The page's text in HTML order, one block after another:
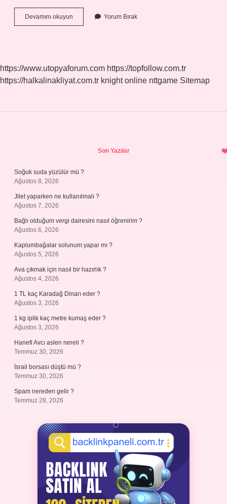
Devamını okuyun Galatasaray
Lisesi
Yorum Bırak
https://www.utopyaforum.com https://topfollow.com.tr
https://halkalinakliyat.com.tr knight online nttgame Sitemap
Son Yazılar
Soğuk suda yüzülür mü ?
Ağustos 8, 2026
Jilet yaparken ne kullanılmalı ?
Ağustos 7, 2026
Bağlı olduğum vergi dairesini nasıl öğrenirim ?
Ağustos 6, 2026
Kaplumbağalar solunum yapar mı ?
Ağustos 5, 2026
Ava çıkmak için nasıl bir hazırlık ?
Ağustos 4, 2026
1 TL kaç Karadağ Dinarı eder ?
Ağustos 3, 2026
1 kg iplik kaç metre kumaş eder ?
Ağustos 3, 2026
Hanefi Avcı aslen nereli ?
Temmuz 30, 2026
İsrail borsası düştü mü ?
Temmuz 30, 2026
Spam nereden gelir ?
Temmuz 28, 2026